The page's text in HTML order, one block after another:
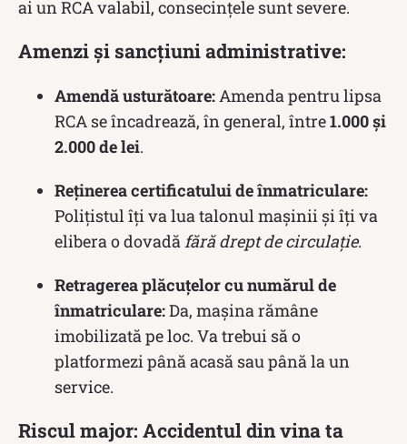
ai un RCA valabil, consecințele sunt severe.
Amenzi și sancțiuni administrative:
Amendă usturătoare:Amenda pentru lipsa
RCA se încadrează, în general, între1.000 și
2.000 de lei.
Reținerea certificatului de înmatriculare:
Polițistul îți va lua talonul mașinii și îți va
elibera o dovadăfără drept de circulație.
Retragerea plăcuțelor cu numărul de
înmatriculare:Da, mașina rămâne
imobilizată pe loc. Va trebui să o
platformezi până acasă sau până la un
service.
Riscul major: Accidentul din vina ta